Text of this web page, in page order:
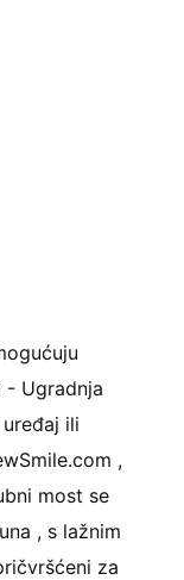
- Ugradnja
ili
,
most se
, s lažnim
za